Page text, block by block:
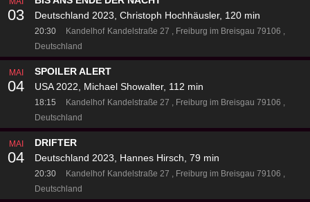
03
Deutschland 2023, Christoph Hochhäusler, 120 min
20:30 Kandelhof Kandelstraße 27
Freiburg im Breisgau 79106
Deutschland
MAI
04
SPOILER ALERT
USA 2022, Michael Showalter, 112 min
18:15 Kandelhof Kandelstraße 27
Freiburg im Breisgau 79106
Deutschland
MAI
04
DRIFTER
Deutschland 2023, Hannes Hirsch, 79 min
20:30 Kandelhof Kandelstraße 27
Freiburg im Breisgau 79106
Deutschland